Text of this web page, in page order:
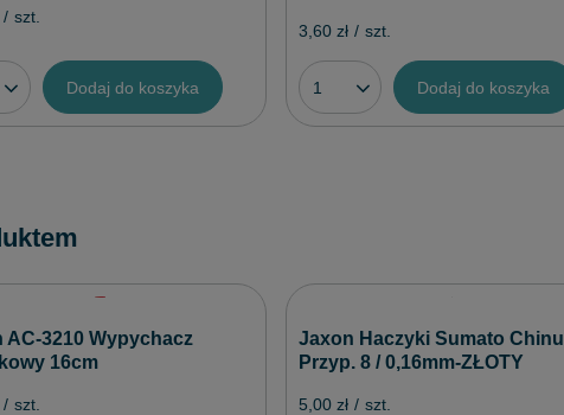
/ szt.
Dodaj do koszyka
3,60 zł / szt.
Dodaj do koszyka
AC-3210 Wypychacz
16cm
/ szt.
Jaxon Haczyki Sumato Chinu
Przyp. 8 / 0,16mm-ZŁOTY
5,00 zł / szt.